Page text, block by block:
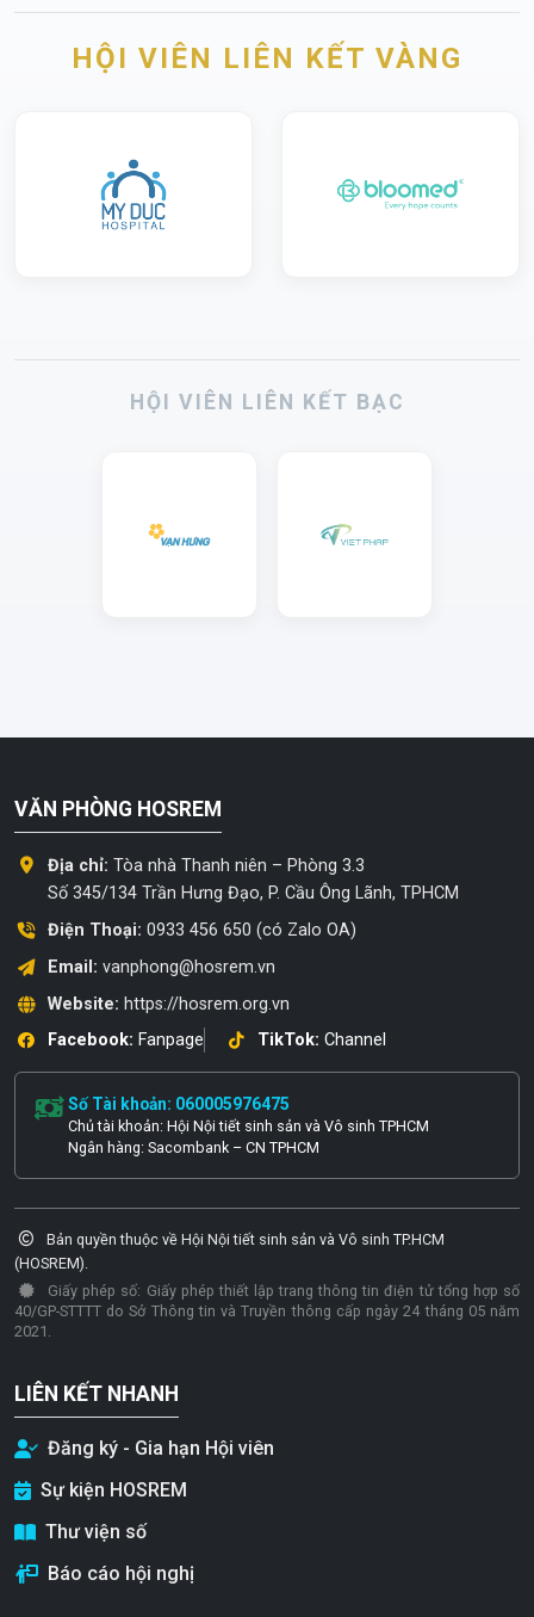
HỘI VIÊN LIÊN KẾT VÀNG
HỘI VIÊN LIÊN KẾT BẠC
VĂN PHÒNG HOSREM
Địa chỉ: Tòa nhà Thanh niên – Phòng 3.3
Số 345/134 Trần Hưng Đạo, P. Cầu Ông Lãnh, TPHCM
Điện Thoại: 0933 456 650 (có Zalo OA)
Email: vanphong@hosrem.vn
Website: https://hosrem.org.vn
Facebook: Fanpage TikTok: Channel
Số Tài khoản: 060005976475
Chủ tài khoản: Hội Nội tiết sinh sản và Vô sinh TPHCM
Ngân hàng: Sacombank – CN TPHCM
Bản quyền thuộc về Hội Nội tiết sinh sản và Vô sinh TP.HCM
(HOSREM).
Giấy phép số: Giấy phép thiết lập trang thông tin điện tử tổng hợp số
40/GP-STTTT do Sở Thông tin và Truyền thông cấp ngày 24 tháng 05 năm
2021.
LIÊN KẾT NHANH
Đăng ký - Gia hạn Hội viên
Sự kiện HOSREM
Thư viện số
Báo cáo hội nghị